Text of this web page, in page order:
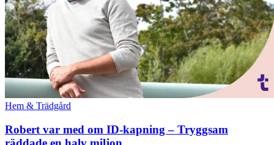
Hem & Trädgård
Robert var med om ID-kapning – Tryggsam